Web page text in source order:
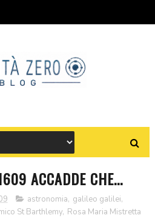
ACCADDE CHE...
astronomia, galileo galilei,
St Barthlemy, Rosa Maria Mistretta